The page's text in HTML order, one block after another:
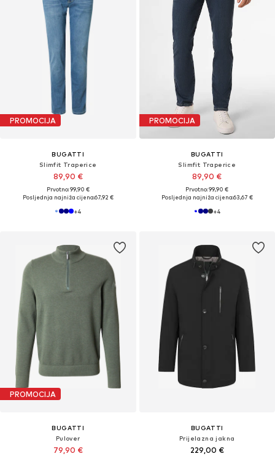
PROMOCIJA
BUGATTI
Slimfit Traperice
89,90 €
Prvotno: 99,90 €
Posljednja najniža cijena:67,92 €
+4
PROMOCIJA
BUGATTI
Slimfit Traperice
89,90 €
Prvotno: 99,90 €
Posljednja najniža cijena:63,67 €
+4
PROMOCIJA
BUGATTI
Pulover
79,90 €
BUGATTI
Prijelazna jakna
229,00 €